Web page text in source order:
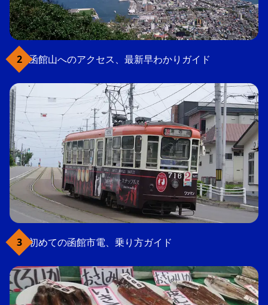
函館山へのアクセス、最新早わかりガイド
初めての函館市電、乗り方ガイド